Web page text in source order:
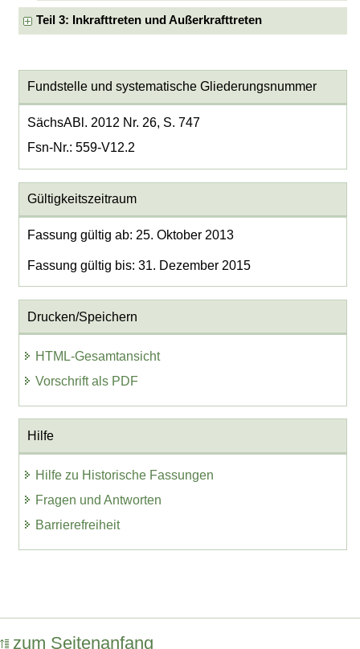
Teil 3: Inkrafttreten und Außerkrafttreten
Fundstelle und systematische Gliederungsnummer
SächsABl. 2012 Nr. 26, S. 747
Fsn-Nr.: 559-V12.2
Gültigkeitszeitraum
Fassung gültig ab: 25. Oktober 2013
Fassung gültig bis: 31. Dezember 2015
Drucken/Speichern
HTML-Gesamtansicht
Vorschrift als PDF
Hilfe
Hilfe zu Historische Fassungen
Fragen und Antworten
Barrierefreiheit
zum Seitenanfang